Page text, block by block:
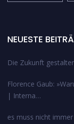
NEUESTE
Die Zukunft
Florence Gaub:
| Interna…
es muss nicht